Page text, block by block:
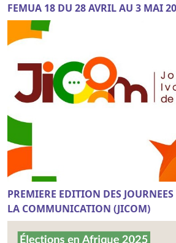
FEMUA 18 DU 28 AVRIL AU 3 MAI
PREMIERE EDITION DES
LA COMMUNICATION (JICOM)